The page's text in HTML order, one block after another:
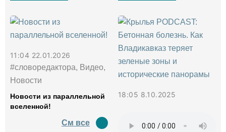
11:04 22.01.2026
#словоредактора, Видео,
Новости
Новости из параллельной
вселенной!
См все
18:05 8.10.2025